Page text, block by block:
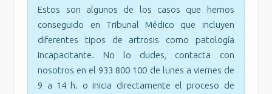
Estos son algunos de los casos que hemos
conseguido en Tribunal Médico que incluyen
diferentes tipos de artrosis como patología
incapacitante. No lo dudes, contacta con
nosotros en el 933 800 100 de lunes a viernes de
9 a 14 h. o inicia directamente el proceso de